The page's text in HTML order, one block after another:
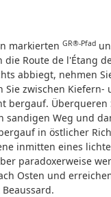
markierten GR®-Pfad
die Route de l'Étang
abbiegt, nehmen
Sie zwischen Kiefern-
bergauf. Überqueren
sandigen Weg und
in östlicher
inmitten eines
paradoxerweise
Osten und